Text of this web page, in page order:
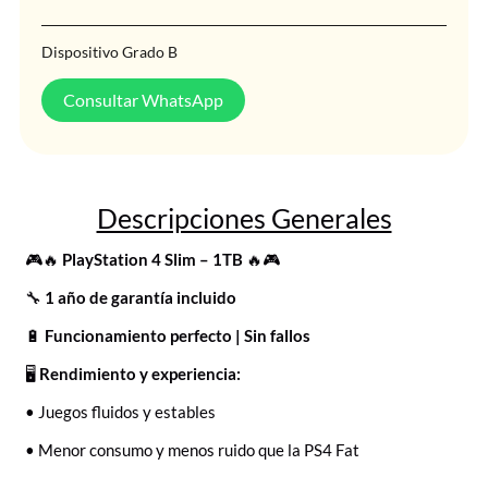
Dispositivo Grado B
Consultar WhatsApp
Descripciones Generales
🎮🔥 PlayStation 4 Slim – 1TB 🔥🎮
🔧 1 año de garantía incluido
🔋 Funcionamiento perfecto | Sin fallos
🖥️ Rendimiento y experiencia:
• Juegos fluidos y estables
• Menor consumo y menos ruido que la PS4 Fat